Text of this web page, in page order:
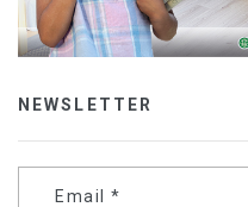
NEWSLETTER
Email *